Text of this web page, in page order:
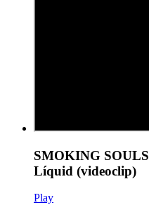
SMOKING SOULS
Líquid (videoclip)
Play